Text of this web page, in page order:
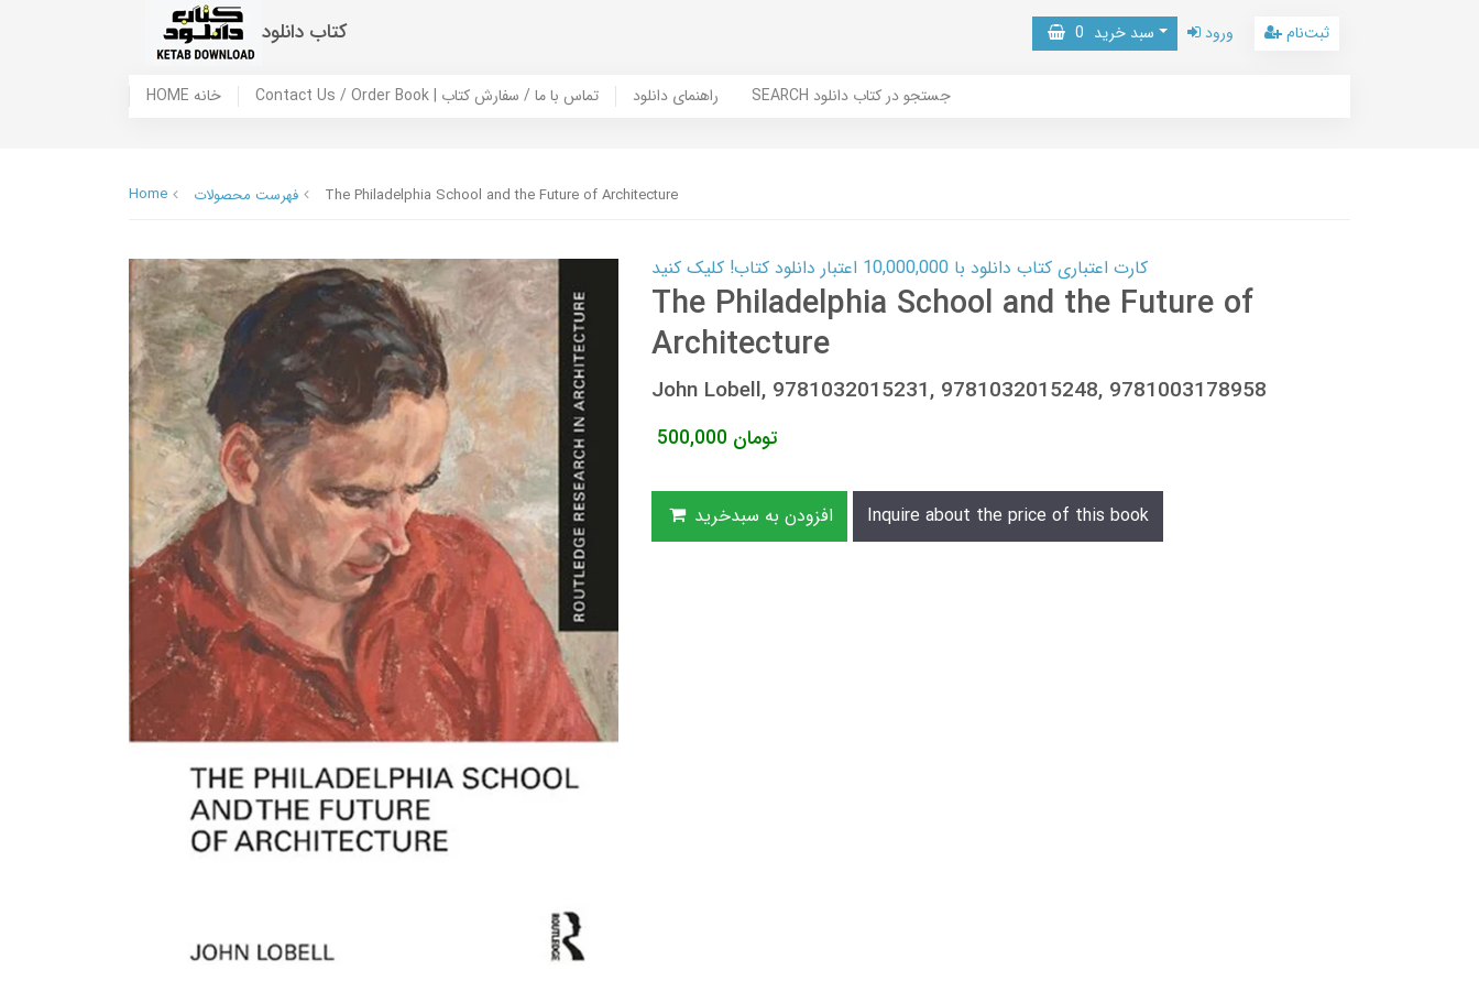
کتاب دانلود سبد خرید 0 ورود ثبت‌نام
HOME خانه Contact Us / Order Book | تماس با ما / سفارش کتاب راهنمای دانلود SEARCH جستجو در کتاب دانلود
Home فهرست محصولات The Philadelphia School and the Future of Architecture
کارت اعتباری کتاب دانلود با 10,000,000 اعتبار دانلود کتاب! کلیک کنید
The Philadelphia School and the Future of
Architecture
John Lobell, 9781032015231, 9781032015248, 9781003178958
500,000 تومان
افزودن به سبدخرید Inquire about the price of this book